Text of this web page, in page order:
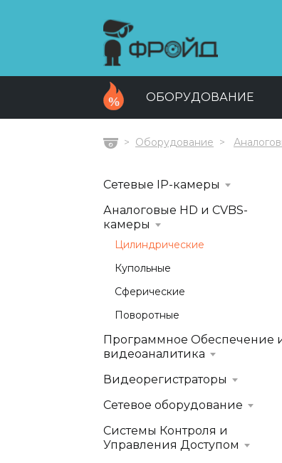
ОБОРУДОВАНИЕ
ГлавнаяОборудование
Сетевые IP-камеры
Аналоговые HD и CVBS-
камеры
Цилиндрические
Купольные
Сферические
Поворотные
Программное Обеспечение
видеоаналитика
Видеорегистраторы
Сетевое оборудование
Системы Контроля и
Управления Доступом